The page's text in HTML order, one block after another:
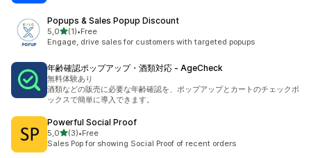
Popups & Sales Popup Discount
5,0na 5 gwiazdek
(1)
Łączna liczba recenzji: 1
•Free
Engage, drive sales for customers with targeted popups
年齢確認ポップアップ・酒類対応 ‑ AgeCheck
無料体験あり
酒類などの販売に必要な年齢確認を、ポップアップとカートのチェックボ
ックスで簡単に導入できます。
Powerful Social Proof
5,0na 5 gwiazdek
(3)
Łączna liczba recenzji: 3
•Free
Sales Pop for showing Social Proof of recent orders